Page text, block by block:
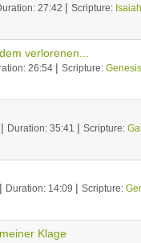
27:42 Scripture:
verlorenen...
26:54 Scripture:
Duration: 35:41 Scripture:
Duration: 14:09 Scripture:
Klage